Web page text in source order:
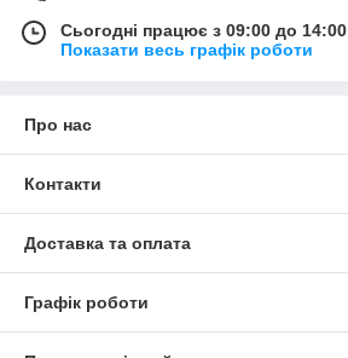
Сьогодні працює з 09:00 до 14:00
Показати весь графік роботи
Про нас
Контакти
Доставка та оплата
Графік роботи